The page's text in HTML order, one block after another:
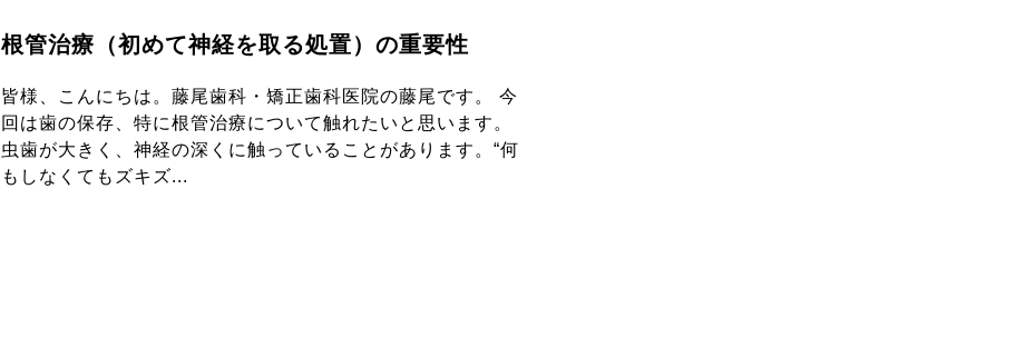
根管治療（初めて神経を取る処置）の重要性
皆様、こんにちは。藤尾歯科・矯正歯科医院の藤尾です。 今
回は歯の保存、特に根管治療について触れたいと思います。
虫歯が大きく、神経の深くに触っていることがあります。“何
もしなくてもズキズ...